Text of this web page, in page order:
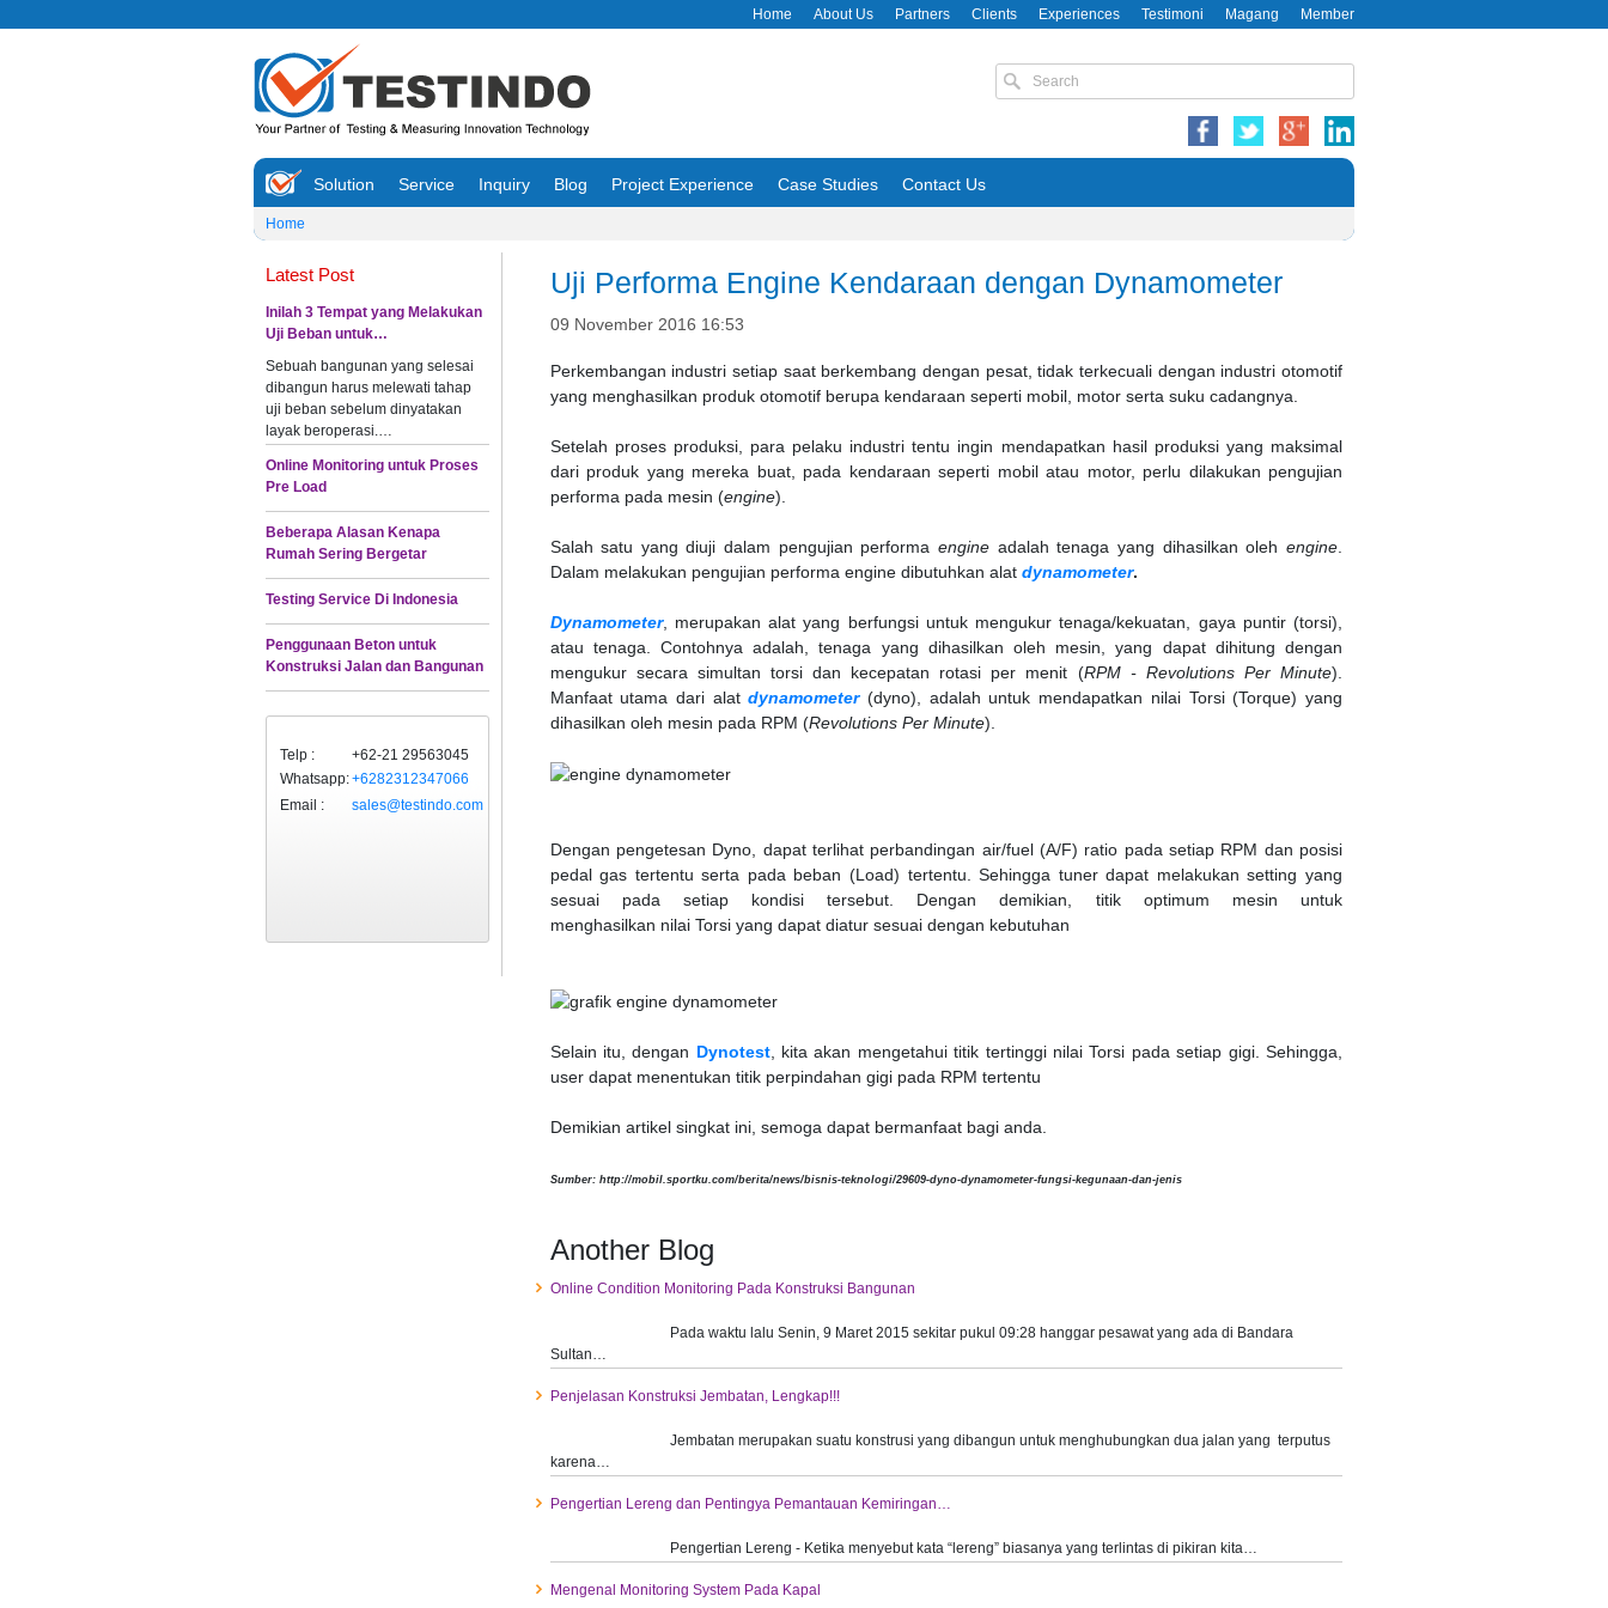
Home About Us Partners Clients Experiences Testimoni Magang Member
Solution Service Inquiry Blog Project Experience Case Studies Contact Us
Home
Latest Post
Inilah 3 Tempat yang Melakukan
Uji Beban untuk…
Sebuah bangunan yang selesai
dibangun harus melewati tahap
uji beban sebelum dinyatakan
layak beroperasi.…
Online Monitoring untuk Proses
Pre Load
Beberapa Alasan Kenapa
Rumah Sering Bergetar
Testing Service Di Indonesia
Penggunaan Beton untuk
Konstruksi Jalan dan Bangunan
Telp :
+62-21 29563045
Whatsapp:+6282312347066
Email :
sales@testindo.com
Uji Performa Engine Kendaraan dengan Dynamometer
09 November 2016 16:53
Perkembangan industri setiap saat berkembang dengan pesat, tidak terkecuali dengan industri otomotif
yang menghasilkan produk otomotif berupa kendaraan seperti mobil, motor serta suku cadangnya.
Setelah proses produksi, para pelaku industri tentu ingin mendapatkan hasil produksi yang maksimal
dari produk yang mereka buat, pada kendaraan seperti mobil atau motor, perlu dilakukan pengujian
performa pada mesin (engine).
Salah satu yang diuji dalam pengujian performaengine adalah tenaga yang dihasilkan olehengine
Dalam melakukan pengujian performa engine dibutuhkan alat dynamometer.
Dynamometer, merupakan alat yang berfungsi untuk mengukur tenaga/kekuatan, gaya puntir (torsi),
atau tenaga. Contohnya adalah, tenaga yang dihasilkan oleh mesin, yang dapat dihitung dengan
mengukur secara simultan torsi dan kecepatan rotasi per menit (RPM - Revolutions Per Minute).
Manfaat utama dari alatdynamometer(dyno), adalah untuk mendapatkan nilai Torsi (Torque) yang
dihasilkan oleh mesin pada RPM (Revolutions Per Minute).
Dengan pengetesan Dyno, dapat terlihat perbandingan air/fuel (A/F) ratio pada setiap RPM dan posisi
pedal gas tertentu serta pada beban (Load) tertentu. Sehingga tuner dapat melakukan setting yang
sesuai pada setiap kondisi tersebut. Dengan demikian, titik optimum mesin untuk
menghasilkan nilai Torsi yang dapat diatur sesuai dengan kebutuhan
Selain itu, dengan Dynotest, kita akan mengetahui titik tertinggi nilai Torsi pada setiap gigi. Sehingga,
user dapat menentukan titik perpindahan gigi pada RPM tertentu
Demikian artikel singkat ini, semoga dapat bermanfaat bagi anda.
Sumber: http://mobil.sportku.com/berita/news/bisnis-teknologi/29609-dyno-dynamometer-fungsi-kegunaan-dan-jenis
Another Blog
Online Condition Monitoring Pada Konstruksi Bangunan
Pada waktu lalu Senin, 9 Maret 2015 sekitar pukul 09:28 hanggar pesawat yang ada di Bandara
Sultan…
Penjelasan Konstruksi Jembatan, Lengkap!!!
Jembatan merupakan suatu konstrusi yang dibangun untuk menghubungkan dua jalan yang terputus
karena…
Pengertian Lereng dan Pentingya Pemantauan Kemiringan…
Pengertian Lereng - Ketika menyebut kata “lereng” biasanya yang terlintas di pikiran kita…
Mengenal Monitoring System Pada Kapal